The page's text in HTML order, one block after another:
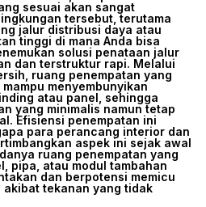
sesuai akan sangat
tersebut, terutama
jalur distribusi daya atau
tinggi di mana Anda bisa
solusi penataan jalur
dan terstruktur rapi. Melalui
ruang penempatan yang
menyembunyikan
atau panel, sehingga
yang minimalis namun tetap
Efisiensi penempatan ini
para perancang interior dan
aspek ini sejak awal
ruang penempatan yang
pipa, atau modul tambahan
dan berpotensi memicu
tekanan yang tidak